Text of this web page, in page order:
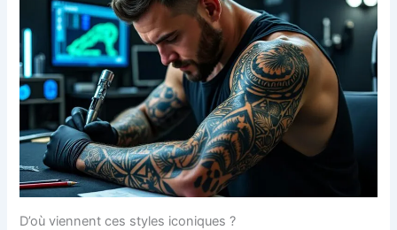
D’où viennent ces styles iconiques ?